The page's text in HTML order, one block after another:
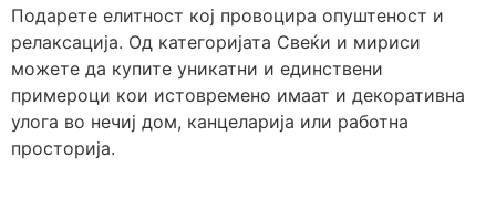
Подарете елитност кој провоцира опуштеност и
релаксација. Од категоријата Свеќи и мириси
можете да купите уникатни и единствени
примероци кои истовремено имаат и декоративна
улога во нечиј дом, канцеларија или работна
просторија.